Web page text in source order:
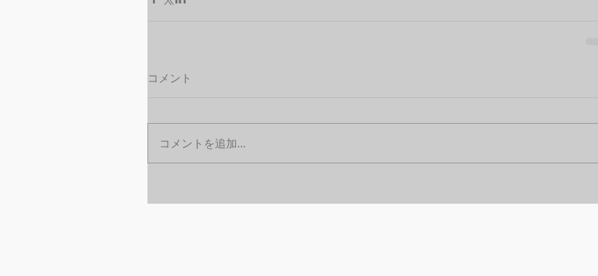
コメント
コメントを追加…